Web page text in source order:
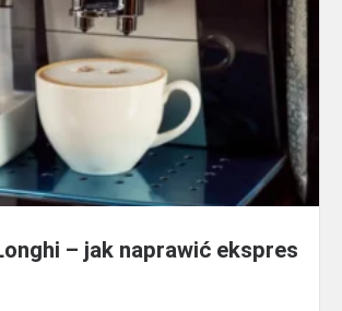
– jak naprawić ekspres